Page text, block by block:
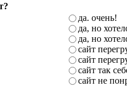
да. очень!
да, но
да, но
сайт
сайт
сайт так
сайт не